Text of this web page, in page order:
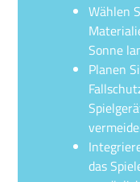
Wählen
Sonne
Planen
das